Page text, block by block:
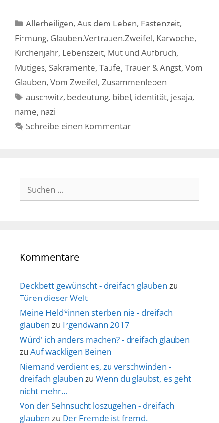
Kategorien
Allerheiligen,Aus dem Leben, Fastenzeit,
Firmung, Glauben.Vertrauen.Zweifel, Karwoche,
Kirchenjahr, Lebenszeit, Mut und Aufbruch,
Mutiges, Sakramente, Taufe, Trauer & Angst, Vom
Glauben, Vom Zweifel, Zusammenleben
Schlagwörter
auschwitz, bedeutung, bibel, identität, jesaja,
name, nazi
Schreibe einen Kommentar
Suche
nach:
Kommentare
Deckbett gewünscht - dreifach glauben zu
Türen dieser Welt
Meine Held*innen sterben nie - dreifach
glauben zu Irgendwann 2017
Würd' ich anders machen? - dreifach glauben
zu Auf wackligen Beinen
Niemand verdient es, zu verschwinden -
dreifach glauben zu Wenn du glaubst, es geht
nicht mehr…
Von der Sehnsucht loszugehen - dreifach
glauben zu Der Fremde ist fremd.